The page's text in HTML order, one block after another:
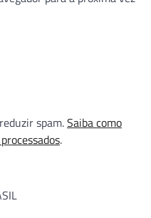
spam.Saiba como
.